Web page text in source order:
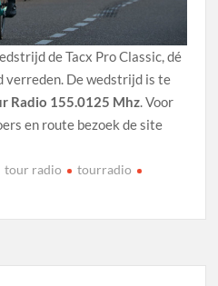
de Tacx Pro Classic, dé
verreden. De wedstrijd is te
Radio 155.0125 Mhz. Voor
en route bezoek de site
tour radio
tourradio